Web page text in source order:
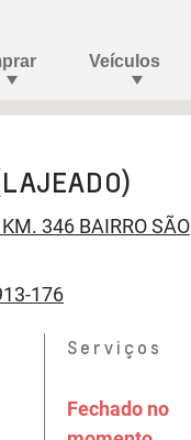
KM. 346 BAIRRO SÃO
176
Serviços
Fechado no